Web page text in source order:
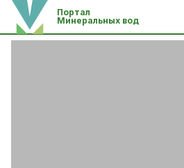
Портал
Минеральных вод